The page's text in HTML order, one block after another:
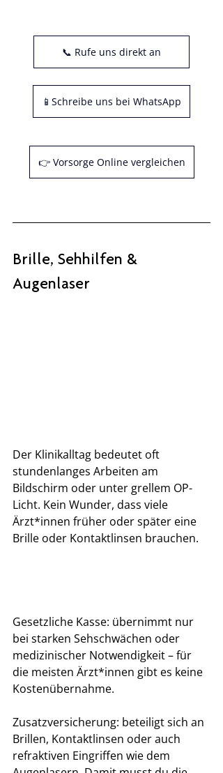
📞 Rufe uns direkt an
📱Schreibe uns bei WhatsApp
👉 Vorsorge Online vergleichen
Brille, Sehhilfen &
Augenlaser
Der Klinikalltag bedeutet oft
stundenlanges Arbeiten am
Bildschirm oder unter grellem OP-
Licht. Kein Wunder, dass viele
Ärzt*innen früher oder später eine
Brille oder Kontaktlinsen brauchen.
Gesetzliche Kasse: übernimmt nur
bei starken Sehschwächen oder
medizinischer Notwendigkeit – für
die meisten Ärzt*innen gibt es keine
Kostenübernahme.
Zusatzversicherung: beteiligt sich an
Brillen, Kontaktlinsen oder auch
refraktiven Eingriffen wie dem